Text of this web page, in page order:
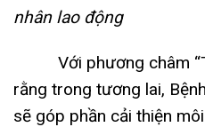
nhân lao động
Với phương châm
rằng trong tương lai,
sẽ góp phần cải thiện